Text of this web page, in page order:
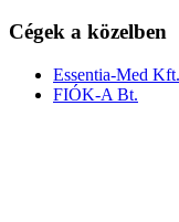
Cégek a közelben
Essentia-Med Kft.
FIÓK-A Bt.